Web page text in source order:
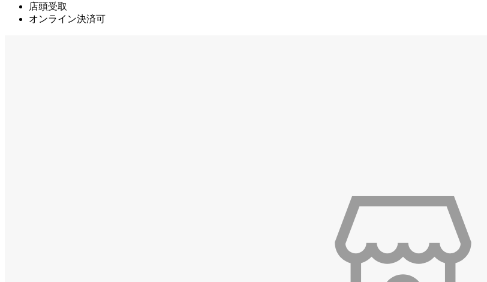
店頭受取
オンライン決済可